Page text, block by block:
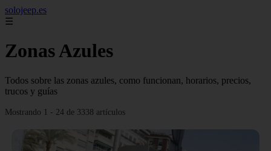
solojeep.es
☰
Zonas Azules
Todos sobre las zonas azules, como funcionan, horarios, precios,
trucos y guías
Mostrando 1 - 24 de 3338 artículos